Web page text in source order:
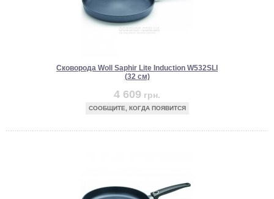
Сковорода Woll Saphir Lite Induction W532SLI
(32 см)
4 609 грн.
СООБЩИТЕ, КОГДА ПОЯВИТСЯ